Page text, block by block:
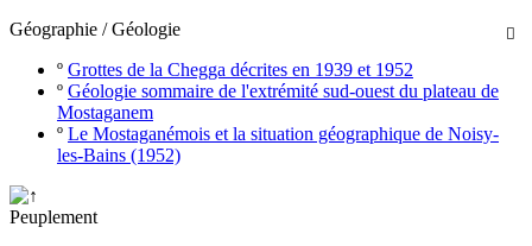

Géographie / Géologie
º Grottes de la Chegga décrites en 1939 et 1952
º Géologie sommaire de l'extrémité sud-ouest du plateau de
Mostaganem
º Le Mostaganémois et la situation géographique de Noisy-
les-Bains (1952)
Peuplement